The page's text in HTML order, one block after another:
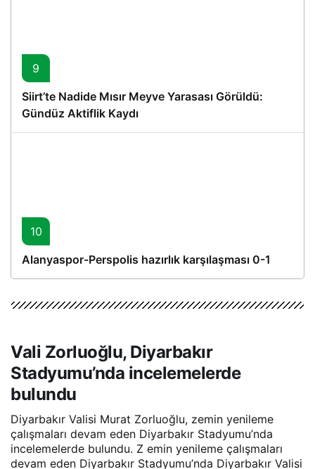
9
Siirt’te Nadide Mısır Meyve Yarasası Görüldü:
Gündüz Aktiflik Kaydı
10
Alanyaspor-Perspolis hazırlık karşılaşması 0-1
Vali Zorluoğlu, Diyarbakır
Stadyumu’nda incelemelerde
bulundu
Diyarbakır Valisi Murat Zorluoğlu, zemin yenileme
çalışmaları devam eden Diyarbakır Stadyumu’nda
incelemelerde bulundu. Z emin yenileme çalışmaları
devam eden Diyarbakır Stadyumu’nda Diyarbakır Valisi